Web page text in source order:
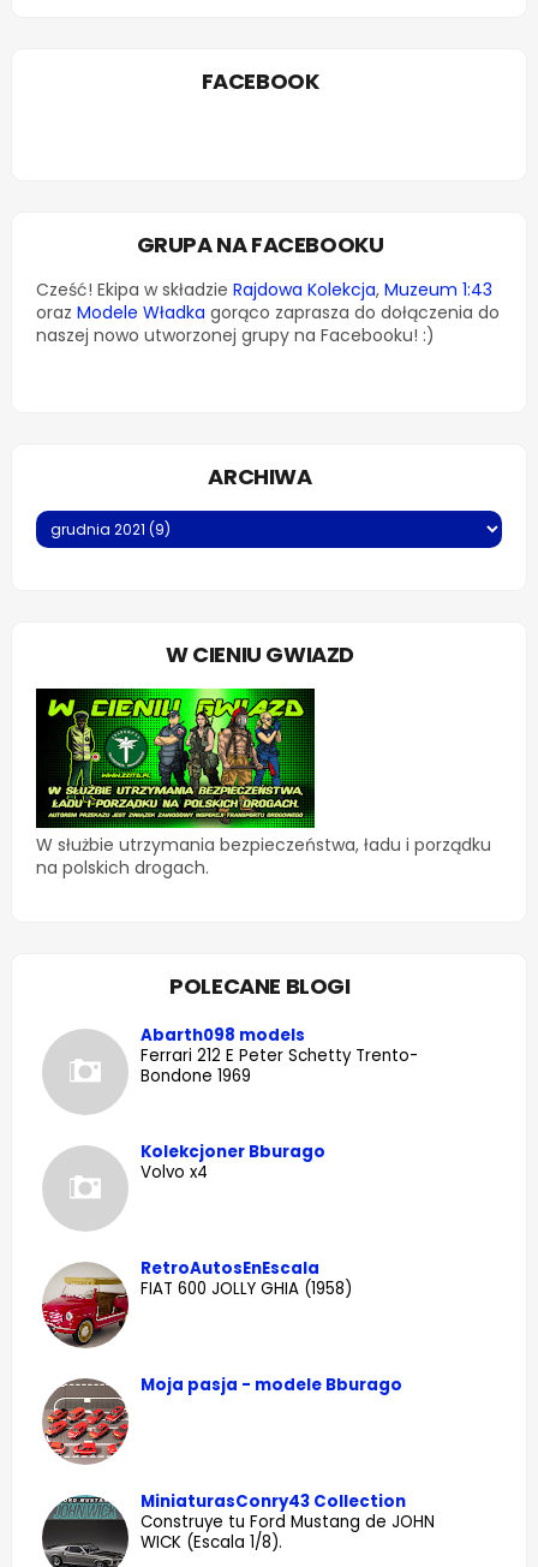
FACEBOOK
GRUPA NA FACEBOOKU
Cześć! Ekipa w składzie Rajdowa Kolekcja, Muzeum 1:43
oraz Modele Władka gorąco zaprasza do dołączenia do
naszej nowo utworzonej grupy na Facebooku! :)
ARCHIWA
W CIENIU GWIAZD
W służbie utrzymania bezpieczeństwa, ładu i porządku
na polskich drogach.
POLECANE BLOGI
Abarth098 models
Ferrari 212 E Peter Schetty Trento-
Bondone 1969
Kolekcjoner Bburago
Volvo x4
RetroAutosEnEscala
FIAT 600 JOLLY GHIA (1958)
Moja pasja - modele Bburago
MiniaturasConry43 Collection
Construye tu Ford Mustang de JOHN
WICK (Escala 1/8).